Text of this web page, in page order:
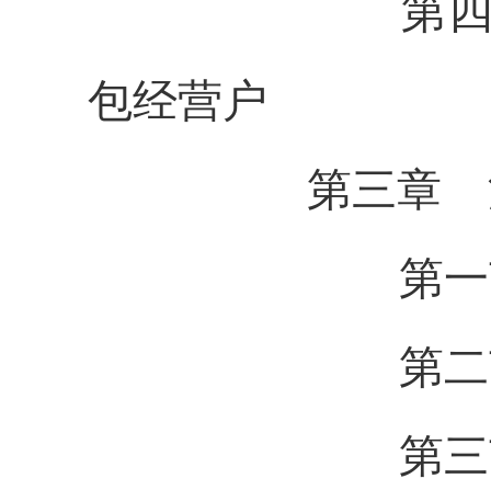
第四节 个
包经营户
第三章
第一节
第二节
第三节